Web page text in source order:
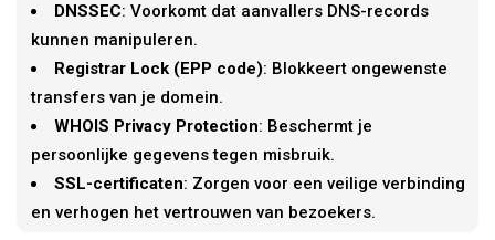
DNSSEC: Voorkomt dat aanvallers DNS-records
kunnen manipuleren.
Registrar Lock (EPP code): Blokkeert ongewenste
transfers van je domein.
WHOIS Privacy Protection: Beschermt je
persoonlijke gegevens tegen misbruik.
SSL-certificaten: Zorgen voor een veilige verbinding
en verhogen het vertrouwen van bezoekers.